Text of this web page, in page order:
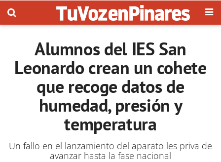
Alumnos del IES San
Leonardo crean un cohete
que recoge datos de
humedad, presión y
temperatura
Un fallo en el lanzamiento del aparato les priva de
avanzar hasta la fase nacional